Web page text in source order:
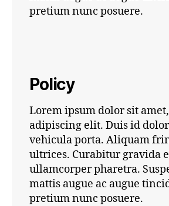
pretium nunc posuere.
Policy
Lorem ipsum dolor sit
adipiscing elit. Duis id
vehicula porta. Aliquam
ultrices. Curabitur gravida
ullamcorper pharetra.
mattis augue ac augue
pretium nunc posuere.